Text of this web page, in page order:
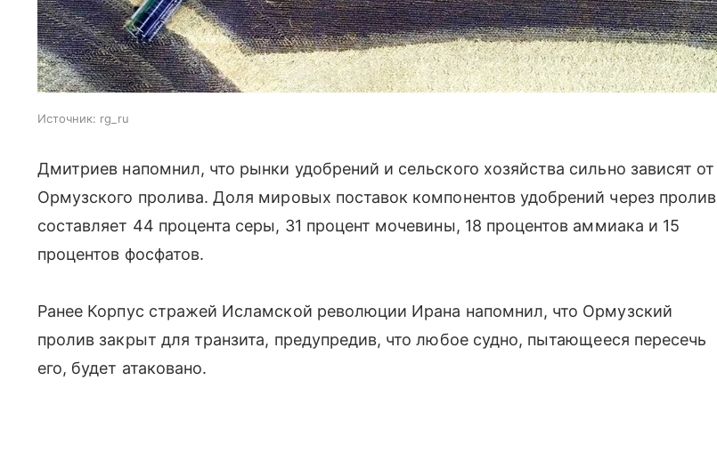
Источник: rg_ru
Дмитриев напомнил, что рынки удобрений и сельского хозяйства сильно зависят от
Ормузского пролива. Доля мировых поставок компонентов удобрений через пролив
составляет 44 процента серы, 31 процент мочевины, 18 процентов аммиака и 15
процентов фосфатов.
Ранее Корпус стражей Исламской революции Ирана напомнил, что Ормузский
пролив закрыт для транзита, предупредив, что любое судно, пытающееся пересечь
его, будет атаковано.